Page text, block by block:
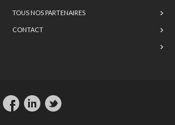
TOUS NOS PARTENAIRES
CONTACT